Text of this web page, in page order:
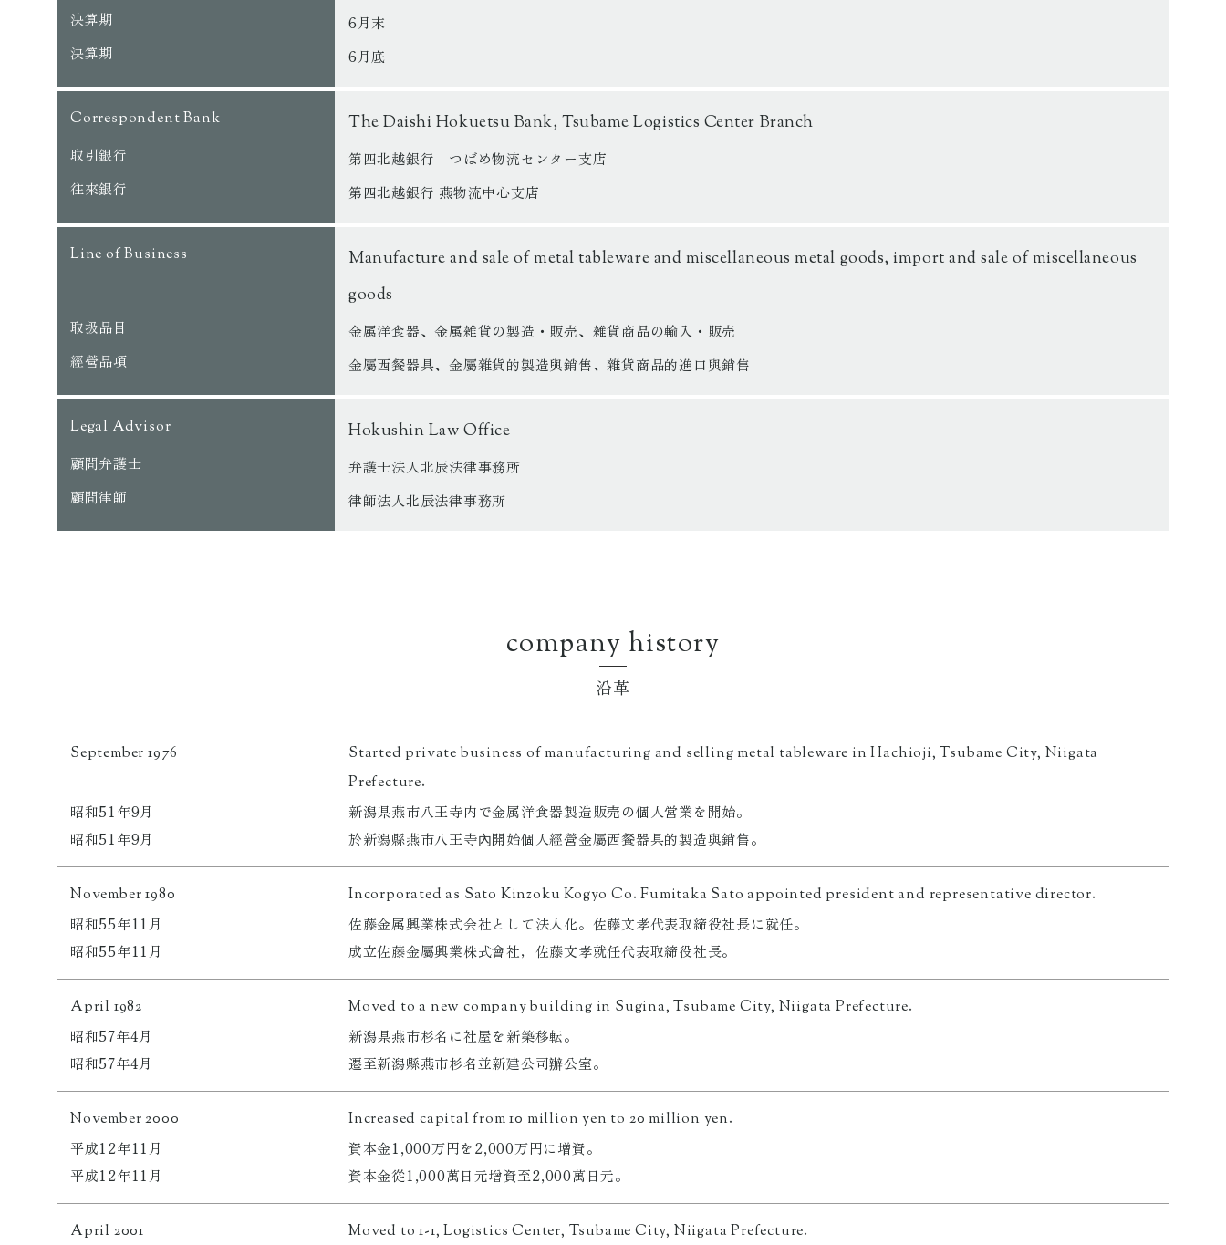
決算期 6月末
決算期 6月底
Correspondent Bank The Daishi Hokuetsu Bank, Tsubame Logistics Center Branch
取引銀行 第四北越銀行 つばめ物流センター支店
往來銀行 第四北越銀行 燕物流中心支店
Line of Business Manufacture and sale of metal tableware and miscellaneous metal goods, import and sale of miscellaneous
goods
取扱品目 金属洋食器、金属雑貨の製造・販売、雑貨商品の輸入・販売
經營品項 金屬西餐器具、金屬雜貨的製造與銷售、雜貨商品的進口與銷售
Legal Advisor Hokushin Law Office
顧問弁護士 弁護士法人北辰法律事務所
顧問律師 律師法人北辰法律事務所
company history
沿革
September 1976 Started private business of manufacturing and selling metal tableware in Hachioji, Tsubame City, Niigata
Prefecture.
昭和51年9月 新潟県燕市八王寺内で金属洋食器製造販売の個人営業を開始。
昭和51年9月 於新潟縣燕市八王寺內開始個人經營金屬西餐器具的製造與銷售。
November 1980 Incorporated as Sato Kinzoku Kogyo Co. Fumitaka Sato appointed president and representative director.
昭和55年11月 佐藤金属興業株式会社として法人化。佐藤文孝代表取締役社長に就任。
昭和55年11月 成立佐藤金屬興業株式會社，佐藤文孝就任代表取締役社長。
April 1982 Moved to a new company building in Sugina, Tsubame City, Niigata Prefecture.
昭和57年4月 新潟県燕市杉名に社屋を新築移転。
昭和57年4月 遷至新潟縣燕市杉名並新建公司辦公室。
November 2000 Increased capital from 10 million yen to 20 million yen.
平成12年11月 資本金1,000万円を2,000万円に増資。
平成12年11月 資本金從1,000萬日元增資至2,000萬日元。
April 2001 Moved to 1-1, Logistics Center, Tsubame City, Niigata Prefecture.